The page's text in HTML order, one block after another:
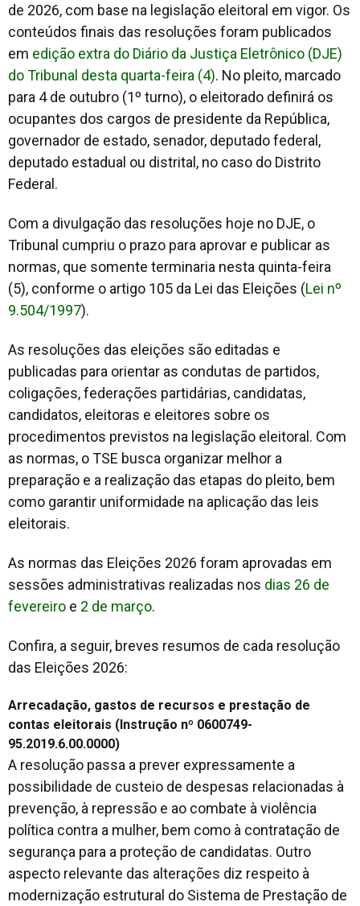
de 2026, com base na legislação eleitoral em vigor. Os
conteúdos finais das resoluções foram publicados
em edição extra do Diário da Justiça Eletrônico (DJE)
do Tribunal desta quarta-feira (4). No pleito, marcado
para 4 de outubro (1º turno), o eleitorado definirá os
ocupantes dos cargos de presidente da República,
governador de estado, senador, deputado federal,
deputado estadual ou distrital, no caso do Distrito
Federal.
Com a divulgação das resoluções hoje no DJE, o
Tribunal cumpriu o prazo para aprovar e publicar as
normas, que somente terminaria nesta quinta-feira
(5), conforme o artigo 105 da Lei das Eleições (Lei nº
9.504/1997).
As resoluções das eleições são editadas e
publicadas para orientar as condutas de partidos,
coligações, federações partidárias, candidatas,
candidatos, eleitoras e eleitores sobre os
procedimentos previstos na legislação eleitoral. Com
as normas, o TSE busca organizar melhor a
preparação e a realização das etapas do pleito, bem
como garantir uniformidade na aplicação das leis
eleitorais.
As normas das Eleições 2026 foram aprovadas em
sessões administrativas realizadas nos dias 26 de
fevereiro e 2 de março.
Confira, a seguir, breves resumos de cada resolução
das Eleições 2026:
Arrecadação, gastos de recursos e prestação de
contas eleitorais (Instrução nº 0600749-
95.2019.6.00.0000)
A resolução passa a prever expressamente a
possibilidade de custeio de despesas relacionadas à
prevenção, à repressão e ao combate à violência
política contra a mulher, bem como à contratação de
segurança para a proteção de candidatas. Outro
aspecto relevante das alterações diz respeito à
modernização estrutural do Sistema de Prestação de